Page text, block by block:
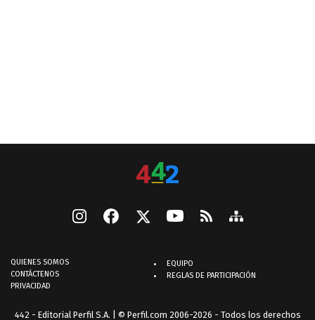
QUIENES SOMOS
CONTÁCTENOS
PRIVACIDAD
EQUIPO
REGLAS DE PARTICIPACIÓN
442 - Editorial Perfil S.A. | © Perfil.com 2006-2026 - Todos los derechos